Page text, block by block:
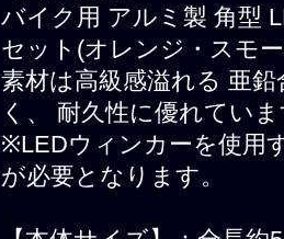
バイク用 アルミ製 角型
セット(オレンジ・スモ
素材は高級感溢れる 亜
く、 耐久性に優れてい
※LEDウィンカーを使用
が必要となります。